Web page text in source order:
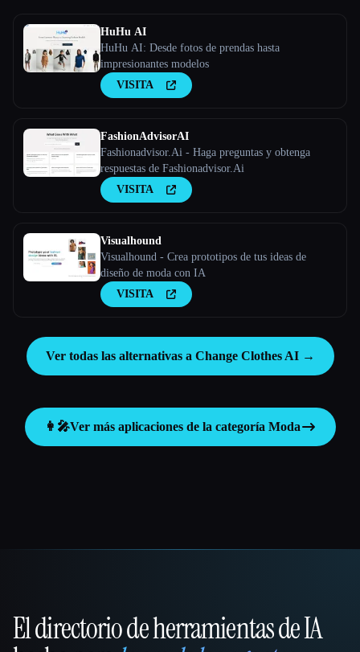
HuHu AI
HuHu AI: Desde fotos de prendas hasta
impresionantes modelos
VISITA
FashionAdvisorAI
Fashionadvisor.Ai - Haga preguntas y obtenga
respuestas de Fashionadvisor.Ai
VISITA
Visualhound
Visualhound - Crea prototipos de tus ideas de
diseño de moda con IA
VISITA
Ver todas las alternativas a Change Clothes AI →
👩‍🎤Ver más aplicaciones de la categoría Moda
That AI Collection
El directorio de herramientas de IA